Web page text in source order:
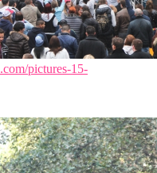
pictures-15-